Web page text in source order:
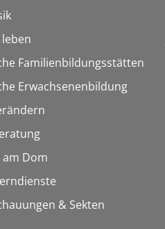
Familienbildungsstätten
Erwachsenenbildung
Dom
& Sekten